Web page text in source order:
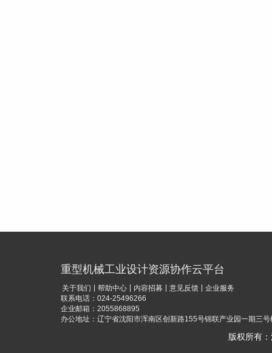
重型机械工业设计资源协作云平台
关于我们 帮助中心 内容招募 意见反馈
企业服务
联系电话：024-25496266
企业邮箱：2055868895
办公地址：辽宁省沈阳市浑南区创新路155号锦联产业园一期三
版权所有